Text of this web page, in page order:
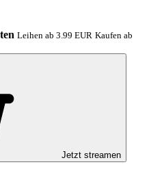
Leihen ab 3.99 EUR Kaufen ab
Jetzt streamen